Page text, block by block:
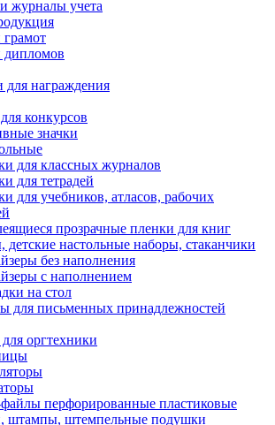
журналы учета
дипломов
для награждения
конкурсов
значки
для классных журналов
для тетрадей
для учебников, атласов, рабочих
прозрачные пленки для книг
детские настольные наборы, стаканчики
без наполнения
с наполнением
на стол
для письменных принадлежностей
оргтехники
перфорированные пластиковые
штампы, штемпельные подушки